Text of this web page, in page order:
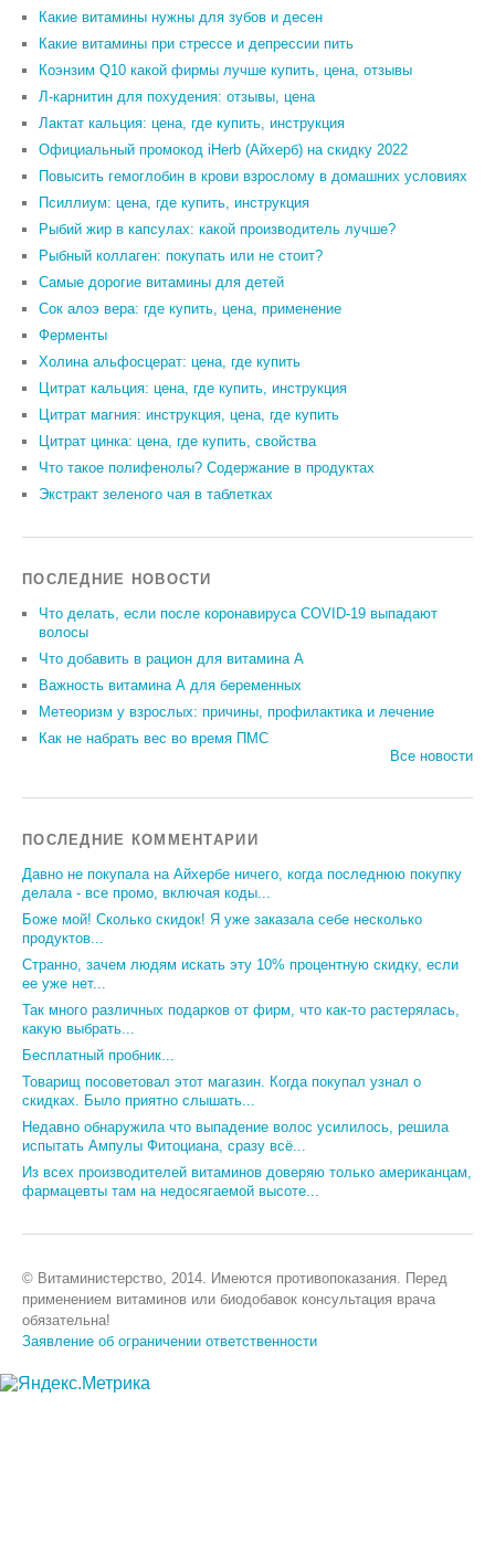
Какие витамины нужны для зубов и десен
Какие витамины при стрессе и депрессии пить
Коэнзим Q10 какой фирмы лучше купить, цена, отзывы
Л-карнитин для похудения: отзывы, цена
Лактат кальция: цена, где купить, инструкция
Официальный промокод iHerb (Айхерб) на скидку 2022
Повысить гемоглобин в крови взрослому в домашних условиях
Псиллиум: цена, где купить, инструкция
Рыбий жир в капсулах: какой производитель лучше?
Рыбный коллаген: покупать или не стоит?
Самые дорогие витамины для детей
Сок алоэ вера: где купить, цена, применение
Ферменты
Холина альфосцерат: цена, где купить
Цитрат кальция: цена, где купить, инструкция
Цитрат магния: инструкция, цена, где купить
Цитрат цинка: цена, где купить, свойства
Что такое полифенолы? Содержание в продуктах
Экстракт зеленого чая в таблетках
ПОСЛЕДНИЕ НОВОСТИ
Что делать, если после коронавируса COVID-19 выпадают
волосы
Что добавить в рацион для витамина А
Важность витамина А для беременных
Метеоризм у взрослых: причины, профилактика и лечение
Как не набрать вес во время ПМС
Все новости
ПОСЛЕДНИЕ КОММЕНТАРИИ
Давно не покупала на Айхербе ничего, когда последнюю покупку
делала - все промо, включая коды...
Боже мой! Сколько скидок! Я уже заказала себе несколько
продуктов...
Странно, зачем людям искать эту 10% процентную скидку, если
ее уже нет...
Так много различных подарков от фирм, что как-то растерялась,
какую выбрать...
Бесплатный пробник...
Товарищ посоветовал этот магазин. Когда покупал узнал о
скидках. Было приятно слышать...
Недавно обнаружила что выпадение волос усилилось, решила
испытать Ампулы Фитоциана, сразу всё...
Из всех производителей витаминов доверяю только американцам,
фармацевты там на недосягаемой высоте...
© Витаминистерство, 2014. Имеются противопоказания. Перед
применением витаминов или биодобавок консультация врача
обязательна!
Заявление об ограничении ответственности